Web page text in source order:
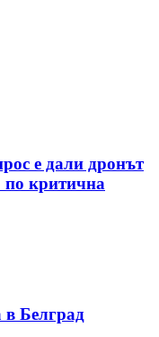
е дали дронът
по критична
в Белград